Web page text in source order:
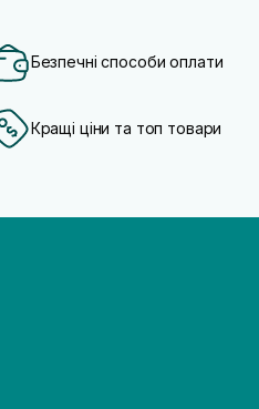
Безпечні способи оплати
Кращі ціни та топ товари